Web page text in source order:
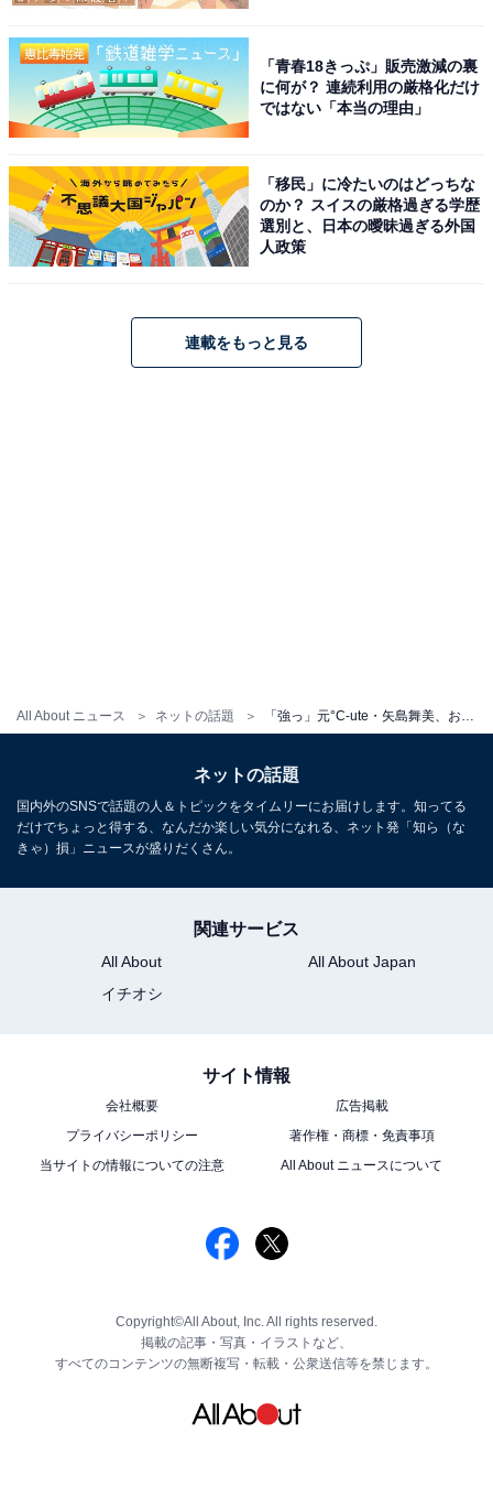
All About ニュース ネットの話題
「青春18きっぷ」販売激減の裏
に何が？ 連続利用の厳格化だけ
ではない「本当の理由」
「移民」に冷たいのはどっちな
のか？ スイスの厳格過ぎる学歴
選別と、日本の曖昧過ぎる外国
人政策
連載をもっと見る
ネットの話題
国内外のSNSで話題の人＆トピックをタイムリーにお届けします。知ってる
だけでちょっと得する、なんだか楽しい気分になれる、ネット発「知ら（な
きゃ）損」ニュースが盛りだくさん。
関連サービス
All About
All About Japan
イチオシ
サイト情報
会社概要
広告掲載
プライバシーポリシー
著作権・商標・免責事項
当サイトの情報についての注意
All About ニュースについて
Copyright©All About, Inc. All rights reserved.
掲載の記事・写真・イラストなど、
すべてのコンテンツの無断複写・転載・公衆送信等を禁じます。